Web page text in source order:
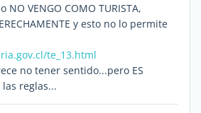
VENGO COMO TURISTA,
y esto no lo permite
te_13.html
no tener sentido...pero ES
reglas...